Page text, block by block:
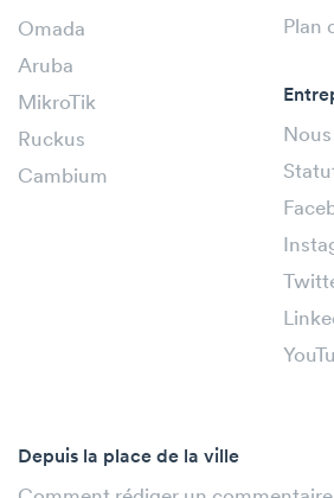
Omada
Aruba
MikroTik
Ruckus
Cambium
Plan
Depuis la place de la ville